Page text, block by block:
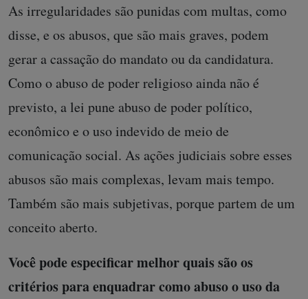
As irregularidades são punidas com multas, como
disse, e os abusos, que são mais graves, podem
gerar a cassação do mandato ou da candidatura.
Como o abuso de poder religioso ainda não é
previsto, a lei pune abuso de poder político,
econômico e o uso indevido de meio de
comunicação social. As ações judiciais sobre esses
abusos são mais complexas, levam mais tempo.
Também são mais subjetivas, porque partem de um
conceito aberto.
Você pode especificar melhor quais são os
critérios para enquadrar como abuso o uso da